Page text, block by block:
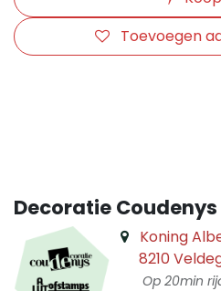
Toevoegen
Decoratie
Koning
8210
Op 20min